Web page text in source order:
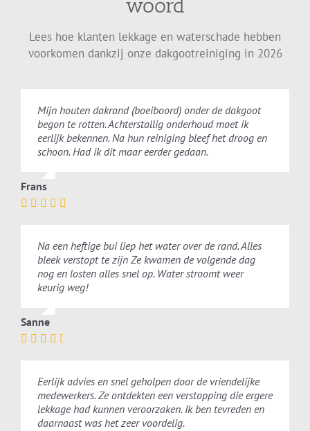
woord
Lees hoe klanten lekkage en waterschade hebben
voorkomen dankzij onze dakgootreiniging in 2026
Mijn houten dakrand (boeiboord) onder de dakgoot
begon te rotten. Achterstallig onderhoud moet ik
eerlijk bekennen. Na hun reiniging bleef het droog en
schoon. Had ik dit maar eerder gedaan.
Frans
Na een heftige bui liep het water over de rand. Alles
bleek verstopt te zijn Ze kwamen de volgende dag
nog en losten alles snel op. Water stroomt weer
keurig weg!
Sanne
Eerlijk advies en snel geholpen door de vriendelijke
medewerkers. Ze ontdekten een verstopping die ergere
lekkage had kunnen veroorzaken. Ik ben tevreden en
daarnaast was het zeer voordelig.